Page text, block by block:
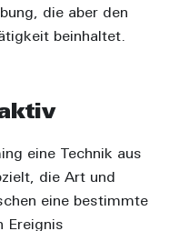
die aber den
beinhaltet.
eine Technik aus
die Art und
eine bestimmte
Ereignis